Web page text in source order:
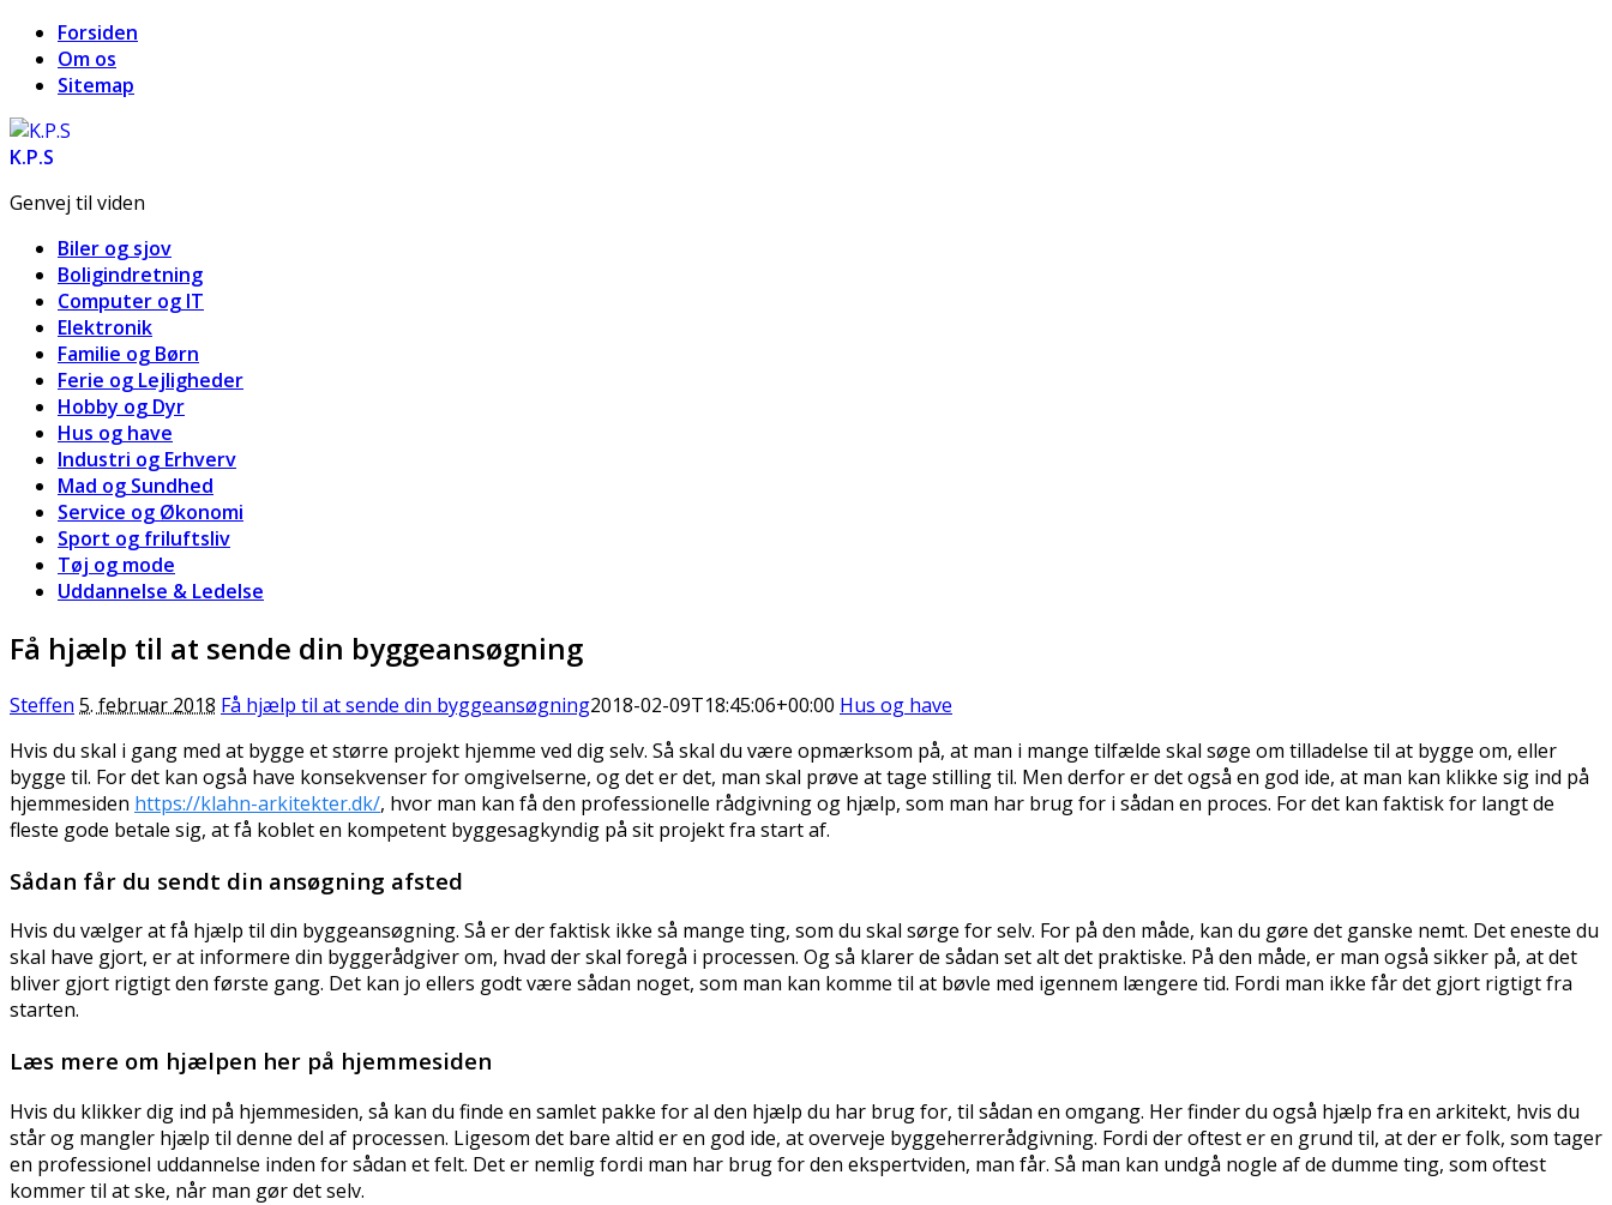
Forsiden
Om os
Sitemap
K.P.S
Genvej til viden
Biler og sjov
Boligindretning
Computer og IT
Elektronik
Familie og Børn
Ferie og Lejligheder
Hobby og Dyr
Hus og have
Industri og Erhverv
Mad og Sundhed
Service og Økonomi
Sport og friluftsliv
Tøj og mode
Uddannelse & Ledelse
Få hjælp til at sende din byggeansøgning
Steffen 5. februar 2018 Få hjælp til at sende din byggeansøgning2018-02-09T18:45:06+00:00 Hus og have
Hvis du skal i gang med at bygge et større projekt hjemme ved dig selv. Så skal du være opmærksom på, at man i mange tilfælde skal søge om tilladelse til at bygge om, eller
bygge til. For det kan også have konsekvenser for omgivelserne, og det er det, man skal prøve at tage stilling til. Men derfor er det også en god ide, at man kan klikke sig ind på
hjemmesiden https://klahn-arkitekter.dk/, hvor man kan få den professionelle rådgivning og hjælp, som man har brug for i sådan en proces. For det kan faktisk for langt de
fleste gode betale sig, at få koblet en kompetent byggesagkyndig på sit projekt fra start af.
Sådan får du sendt din ansøgning afsted
Hvis du vælger at få hjælp til din byggeansøgning. Så er der faktisk ikke så mange ting, som du skal sørge for selv. For på den måde, kan du gøre det ganske nemt. Det eneste du
skal have gjort, er at informere din byggerådgiver om, hvad der skal foregå i processen. Og så klarer de sådan set alt det praktiske. På den måde, er man også sikker på, at det
bliver gjort rigtigt den første gang. Det kan jo ellers godt være sådan noget, som man kan komme til at bøvle med igennem længere tid. Fordi man ikke får det gjort rigtigt fra
starten.
Læs mere om hjælpen her på hjemmesiden
Hvis du klikker dig ind på hjemmesiden, så kan du finde en samlet pakke for al den hjælp du har brug for, til sådan en omgang. Her finder du også hjælp fra en arkitekt, hvis du
står og mangler hjælp til denne del af processen. Ligesom det bare altid er en god ide, at overveje byggeherrerådgivning. Fordi der oftest er en grund til, at der er folk, som tager
en professionel uddannelse inden for sådan et felt. Det er nemlig fordi man har brug for den ekspertviden, man får. Så man kan undgå nogle af de dumme ting, som oftest
kommer til at ske, når man gør det selv.